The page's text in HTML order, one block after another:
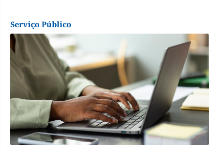
Serviço Público